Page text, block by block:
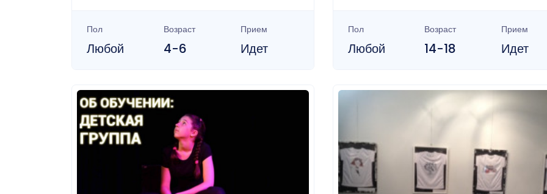
Пол
Любой
Возраст
4-6
Прием
Идет
Пол
Любой
Возраст
14-18
Прием
Идет